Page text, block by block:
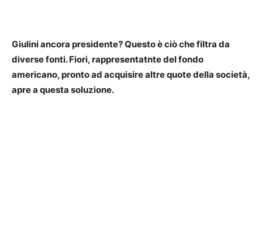
Giulini ancora presidente? Questo è ciò che filtra da
diverse fonti. Fiori, rappresentatnte del fondo
americano, pronto ad acquisire altre quote della società,
apre a questa soluzione.